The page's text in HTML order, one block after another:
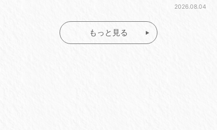
2026.08.04
もっと見る